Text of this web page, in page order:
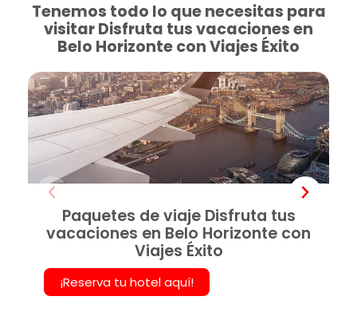
Tenemos todo lo que necesitas para
visitar Disfruta tus vacaciones en
Belo Horizonte con Viajes Éxito
Paquetes de viaje Disfruta tus
vacaciones en Belo Horizonte con
Viajes Éxito
¡Reserva tu hotel aquí!